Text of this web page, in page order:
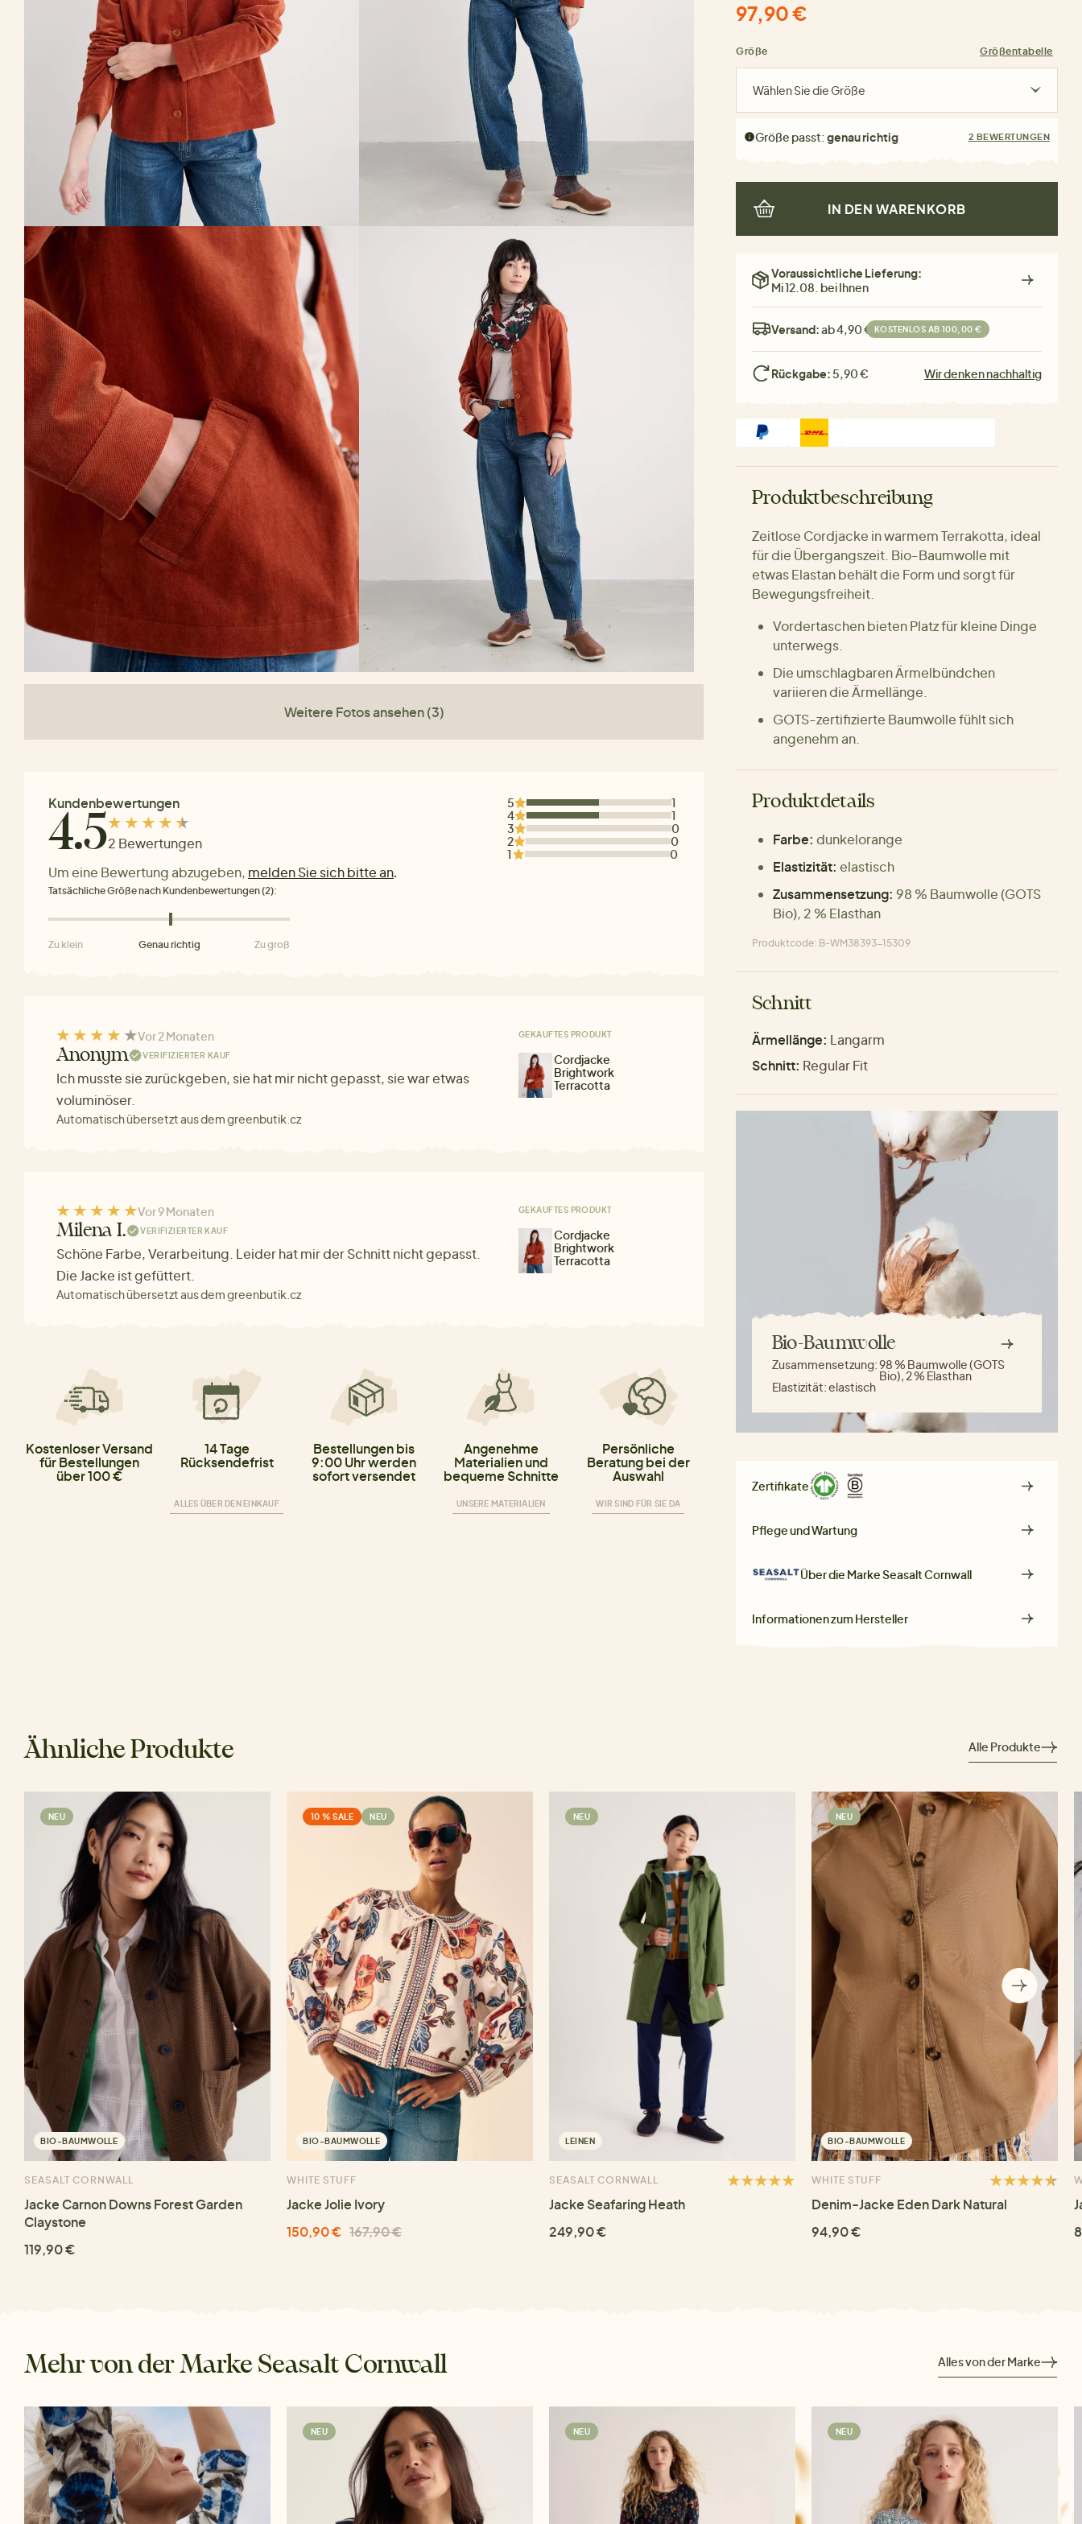
Weitere Fotos ansehen (3)
Kundenbewertungen
4.52 Bewertungen
Um eine Bewertung abzugeben, melden Sie sich bitte an.
5
1
4
1
3
0
2
0
1
0
Tatsächliche Größe nach Kundenbewertungen (2):
Zu klein Genau richtig Zu groß
Vor 2 Monaten
Anonym VERIFIZIERTER KAUF
Ich musste sie zurückgeben, sie hat mir nicht gepasst, sie war etwas
voluminöser.
Automatisch übersetzt aus dem greenbutik.cz
GEKAUFTES PRODUKT
Cordjacke
Brightwork
Terracotta
Vor 9 Monaten
Milena I. VERIFIZIERTER KAUF
Schöne Farbe, Verarbeitung. Leider hat mir der Schnitt nicht gepasst.
Die Jacke ist gefüttert.
Automatisch übersetzt aus dem greenbutik.cz
GEKAUFTES PRODUKT
Cordjacke
Brightwork
Terracotta
Kostenloser Versand
für Bestellungen
über 100 €
14 Tage
Rücksendefrist
ALLES ÜBER DEN EINKAUF
Bestellungen bis
9:00 Uhr werden
sofort versendet
Angenehme
Materialien und
bequeme Schnitte
UNSERE MATERIALIEN
Persönliche
Beratung bei der
Auswahl
WIR SIND FÜR SIE DA
97,90 €
Größe Größentabelle
Wählen Sie die Größe
Größe passt:genau richtig 2 BEWERTUNGEN
IN DEN WARENKORB
Voraussichtliche Lieferung:
Mi 12.08. bei Ihnen
Versand:ab 4,90 € KOSTENLOS AB 100,00 €
Rückgabe: 5,90 € Wir denken nachhaltig
Produktbeschreibung
Zeitlose Cordjacke in warmem Terrakotta, ideal
für die Übergangszeit. Bio-Baumwolle mit
etwas Elastan behält die Form und sorgt für
Bewegungsfreiheit.
Vordertaschen bieten Platz für kleine Dinge
unterwegs.
Die umschlagbaren Ärmelbündchen
variieren die Ärmellänge.
GOTS-zertifizierte Baumwolle fühlt sich
angenehm an.
Produktdetails
Farbe: dunkelorange
Elastizität: elastisch
Zusammensetzung: 98 % Baumwolle (GOTS
Bio), 2 % Elasthan
Produktcode: B-WM38393-15309
Schnitt
Ärmellänge: Langarm
Schnitt: Regular Fit
Bio-Baumwolle
Zusammensetzung:98 % Baumwolle (GOTS
Bio), 2 % Elasthan
Elastizität:elastisch
Zertifikate
Pflege und Wartung
Über die MarkeSeasalt Cornwall
Informationen zum Hersteller
Ähnliche Produkte Alle Produkte
NEU
BIO-BAUMWOLLE
SEASALT CORNWALL
Jacke Carnon Downs Forest Garden
Claystone
119,90 €
10 % SALE NEU
BIO-BAUMWOLLE
WHITE STUFF
Jacke Jolie Ivory
150,90 € 167,90 €
NEU
LEINEN
SEASALT CORNWALL
Jacke Seafaring Heath
249,90 €
NEU
BIO-BAUMWOLLE
WHITE STUFF
Denim-Jacke Eden Dark Natural
94,90 €
Mehr von der Marke Seasalt Cornwall Alles von der Marke
NEU NEU NEU